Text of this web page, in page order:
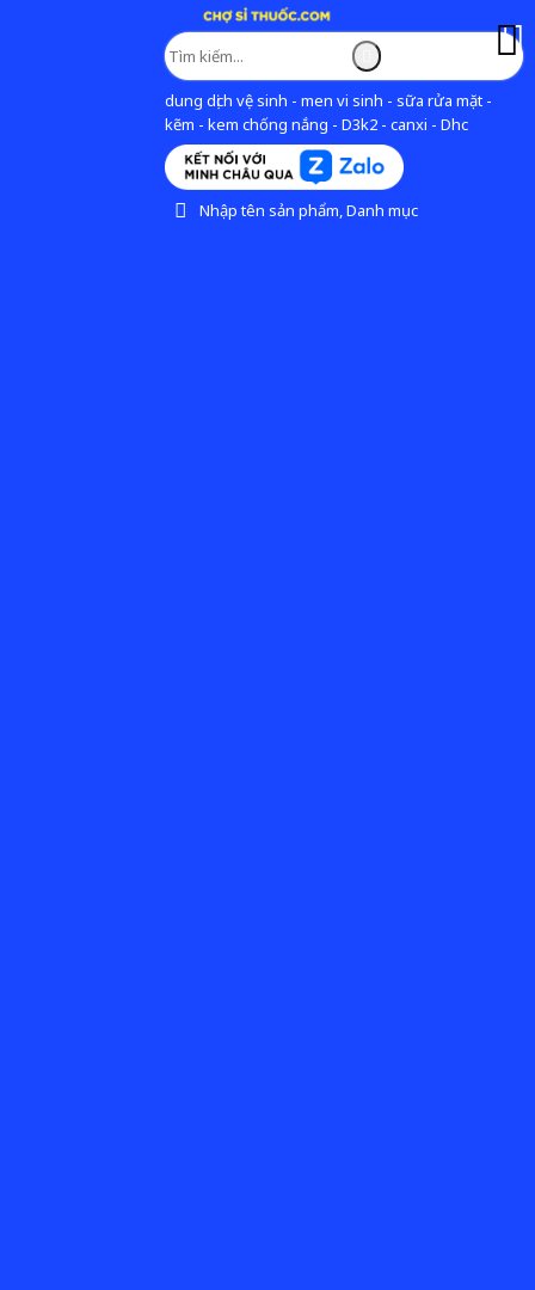
dung dịch vệ sinh - men vi sinh - sữa rửa mặt -
kẽm - kem chống nắng - D3k2 - canxi - Dhc
Nhập tên sản phẩm, Danh mục